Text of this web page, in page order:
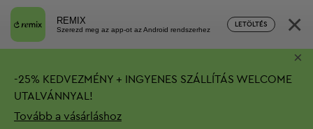
REMIX
Szerezd meg az app-ot az Android rendszerhez
LETÖLTÉS ×
-25% KEDVEZMÉNY + INGYENES SZÁLLÍTÁS WELCOME
UTALVÁNNYAL!
Tovább a vásárláshoz
×